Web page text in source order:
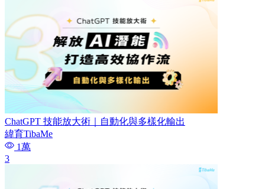
ChatGPT 技能放大術｜自動化與多樣化輸出
緯育TibaMe
1萬
3